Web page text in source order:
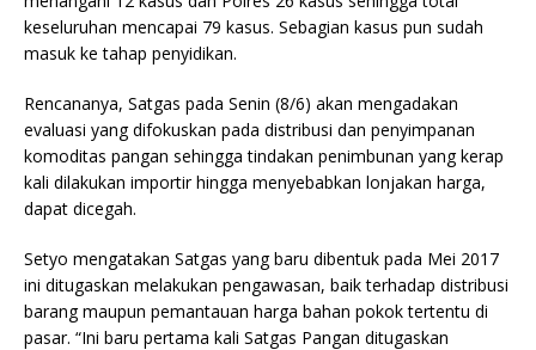
keseluruhan mencapai 79 kasus. Sebagian kasus pun sudah
masuk ke tahap penyidikan.
Rencananya, Satgas pada Senin (8/6) akan mengadakan
evaluasi yang difokuskan pada distribusi dan penyimpanan
komoditas pangan sehingga tindakan penimbunan yang kerap
kali dilakukan importir hingga menyebabkan lonjakan harga,
dapat dicegah.
Setyo mengatakan Satgas yang baru dibentuk pada Mei 2017
ini ditugaskan melakukan pengawasan, baik terhadap distribusi
barang maupun pemantauan harga bahan pokok tertentu di
pasar. “Ini baru pertama kali Satgas Pangan ditugaskan